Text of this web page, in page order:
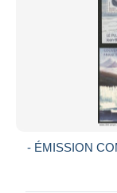
- ÉMISSION